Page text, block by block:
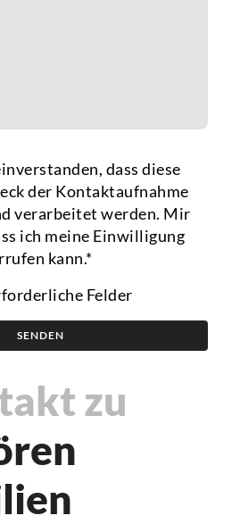
dass diese
der Kontaktaufnahme
verarbeitet werden. Mir
ich meine Einwilligung
kann.*
Felder
SENDEN
zu